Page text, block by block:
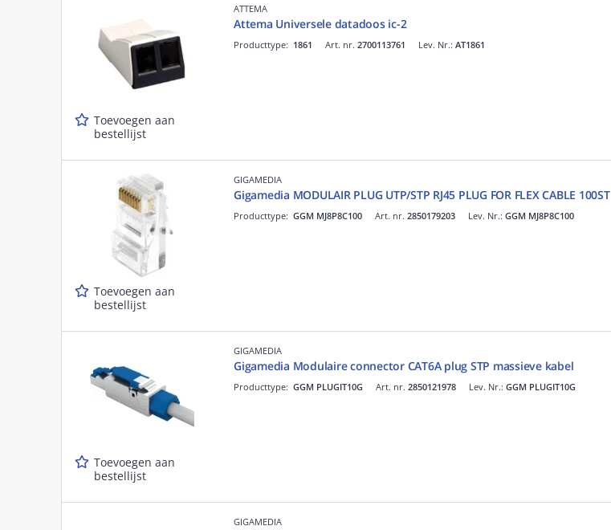
Toevoegen aan
bestellijst
ATTEMA
Attema Universele datadoos ic-2
Art. nr. 2700113761
Producttype: 1861 Lev. Nr.: AT1861
Toevoegen aan
bestellijst
GIGAMEDIA
Gigamedia MODULAIR PLUG UTP/STP RJ45 PLUG FOR FLEX CABLE 100ST
Art. nr. 2850179203
Producttype: GGM MJ8P8C100 Lev. Nr.: GGM MJ8P8C100
Toevoegen aan
bestellijst
GIGAMEDIA
Gigamedia Modulaire connector CAT6A plug STP massieve kabel
Art. nr. 2850121978
Producttype: GGM PLUGIT10G Lev. Nr.: GGM PLUGIT10G
GIGAMEDIA